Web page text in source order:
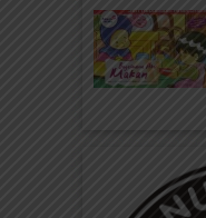
Doa dan
Alloohumma
hasanataw wafil